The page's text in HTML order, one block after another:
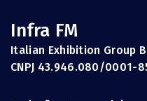
Infra FM
Italian Exhibition Group
CNPJ 43.946.080/0001-